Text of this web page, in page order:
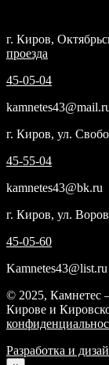
г. Киров,
проезда
45-05-04
г. Киров, ул.
45-55-04
kamnetes43@bk.ru
г. Киров, ул.
45-05-60
Kamnetes43@list.ru
© 2025, Камнетес
Кирове и
Разработка и